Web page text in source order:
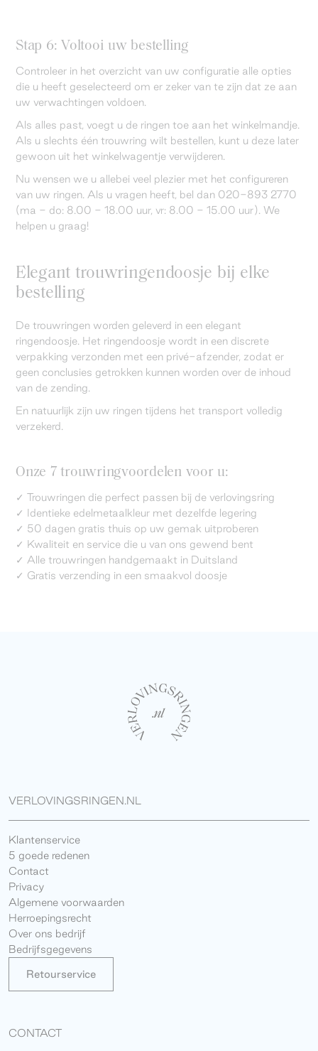
Stap 6: Voltooi uw bestelling
Controleer in het overzicht van uw configuratie alle opties
die u heeft geselecteerd om er zeker van te zijn dat ze aan
uw verwachtingen voldoen.
Als alles past, voegt u de ringen toe aan het winkelmandje.
Als u slechts één trouwring wilt bestellen, kunt u deze later
gewoon uit het winkelwagentje verwijderen.
Nu wensen we u allebei veel plezier met het configureren
van uw ringen. Als u vragen heeft, bel dan 020-893 2770
(ma - do: 8.00 - 18.00 uur, vr: 8.00 - 15.00 uur). We
helpen u graag!
Elegant trouwringendoosje bij elke
bestelling
De trouwringen worden geleverd in een elegant
ringendoosje. Het ringendoosje wordt in een discrete
verpakking verzonden met een privé-afzender, zodat er
geen conclusies getrokken kunnen worden over de inhoud
van de zending.
En natuurlijk zijn uw ringen tijdens het transport volledig
verzekerd.
Onze 7 trouwringvoordelen voor u:
✓ Trouwringen die perfect passen bij de verlovingsring
✓ Identieke edelmetaalkleur met dezelfde legering
✓ 50 dagen gratis thuis op uw gemak uitproberen
✓ Kwaliteit en service die u van ons gewend bent
✓ Alle trouwringen handgemaakt in Duitsland
✓ Gratis verzending in een smaakvol doosje
VERLOVINGSRINGEN.NL
Klantenservice
5 goede redenen
Contact
Privacy
Algemene voorwaarden
Herroepingsrecht
Over ons bedrijf
Bedrijfsgegevens
Retourservice
CONTACT